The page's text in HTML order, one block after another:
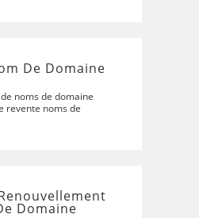
De Domaine
noms de domaine
revente noms de
Domaine